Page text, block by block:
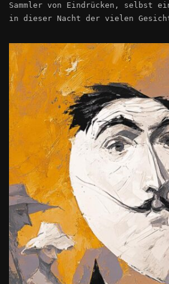
Sammler von Eindrücken, selbst
in dieser Nacht der vielen